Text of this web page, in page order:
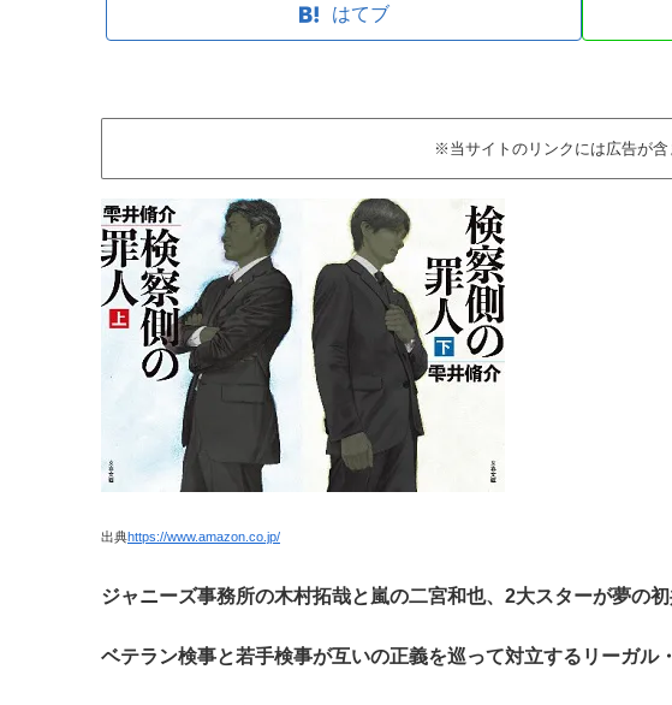
はてブ
※当サイトのリンクには広告が含
出典https://www.amazon.co.jp/
ジャニーズ事務所の木村拓哉と嵐の二宮和也、2大スターが夢の初
ベテラン検事と若手検事が互いの正義を巡って対立するリーガル